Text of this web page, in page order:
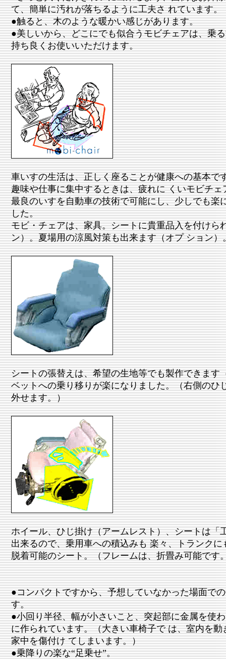
て、簡単に汚れが落ちるように工夫さ れています。
●触ると、木のような暖かい感じがあります。
●美しいから、どこにでも似合うモビチェアは、乗
持ち良くお使いいただけます。
車いすの生活は、正しく座ることが健康への基本で
趣味や仕事に集中するときは、疲れに くいモビチ
最良のいすを自動車の技術で可能にし、少しでも楽
した。
モビ・チェアは、家具。シートに貴重品入を付けら
ン）。夏場用の涼風対策も出来ます（オプ ション）
シートの張替えは、希望の生地等でも製作できます
ベットへの乗り移りが楽になりました。（右側のひ
外せます。）
ホイール、ひじ掛け（アームレスト）、シートは「
出来るので、乗用車への積込みも 楽々、トランクに
脱着可能のシート。（フレームは、折畳み可能です
●コンパクトですから、予想していなかった場面で
す。
●小回り半径、幅が小さいこと、突起部に金属を使
に作られています。（大きい車椅子で は、室内を
家中を傷付け てしまいます。）
●乗降りの楽な“足乗せ”。